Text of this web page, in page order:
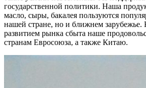
государственной политики. Наша
масло, сыры, бакалея пользуются
нашей стране, но и ближнем зарубежье.
развитием рынка сбыта наше
странам Евросоюза, а также Китаю.